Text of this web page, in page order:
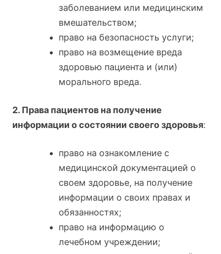
заболеванием или медицинским
вмешательством;
право на безопасность услуги;
право на возмещение вреда
здоровью пациента и (или)
морального вреда.
2. Права пациентов на получение
информации о состоянии своего здоровья:
право на ознакомление с
медицинской документацией о
своем здоровье, на получение
информации о своих правах и
обязанностях;
право на информацию о
лечебном учреждении;